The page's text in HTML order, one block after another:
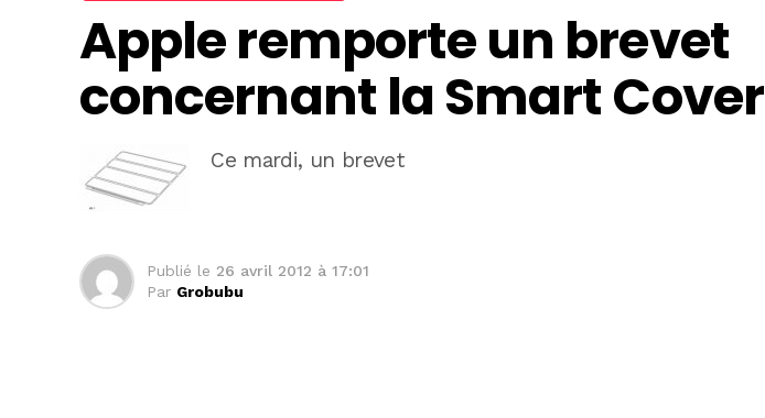
Apple remporte un brevet
concernant la Smart Cover
Ce mardi, un brevet
Publié le 26 avril 2012 à 17:01
Par Grobubu